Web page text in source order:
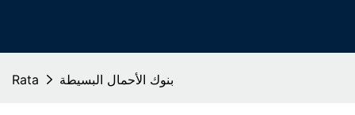
Rata بنوك الأحمال البسيطة